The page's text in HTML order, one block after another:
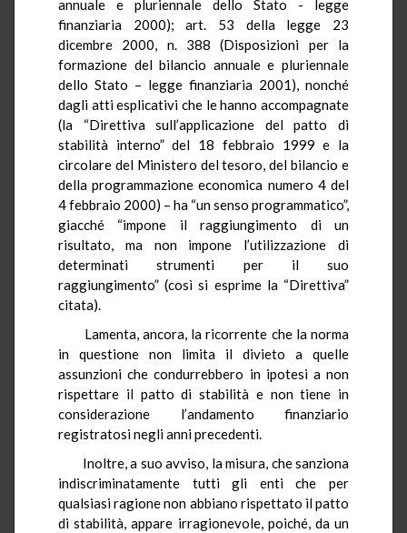
annuale e pluriennale dello Stato - legge
finanziaria 2000); art. 53 della legge 23
dicembre 2000, n. 388 (Disposizioni per la
formazione del bilancio annuale e pluriennale
dello Stato – legge finanziaria 2001), nonché
dagli atti esplicativi che le hanno accompagnate
(la “Direttiva sull’applicazione del patto di
stabilità interno” del 18 febbraio 1999 e la
circolare del Ministero del tesoro, del bilancio e
della programmazione economica numero 4 del
4 febbraio 2000) – ha “un senso programmatico”,
giacché “impone il raggiungimento di un
risultato, ma non impone l’utilizzazione di
determinati strumenti per il suo
raggiungimento” (così si esprime la “Direttiva”
citata).
Lamenta, ancora, la ricorrente che la norma
in questione non limita il divieto a quelle
assunzioni che condurrebbero in ipotesi a non
rispettare il patto di stabilità e non tiene in
considerazione l’andamento finanziario
registratosi negli anni precedenti.
Inoltre, a suo avviso, la misura, che sanziona
indiscriminatamente tutti gli enti che per
qualsiasi ragione non abbiano rispettato il patto
di stabilità, appare irragionevole, poiché, da un